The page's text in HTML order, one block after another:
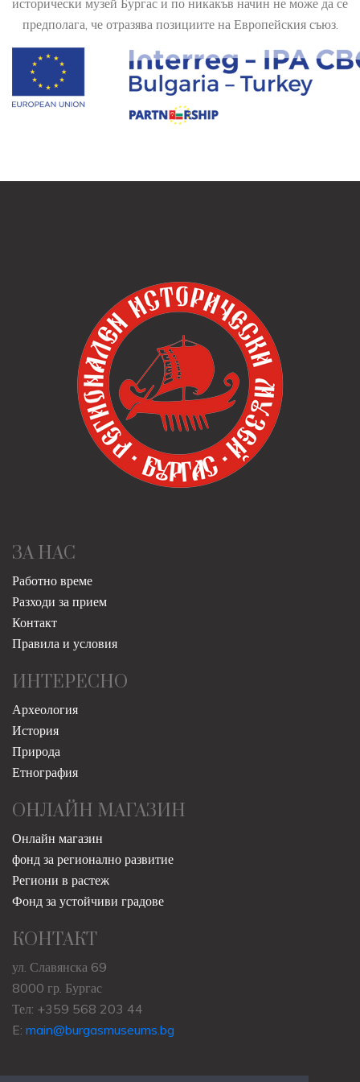
предполага, че отразява позициите на Европейския съюз.
ЗА НАС
Работно време
Разходи за прием
Контакт
Правила и условия
ИНТЕРЕСНО
Археология
История
Природа
Етнография
ОНЛАЙН МАГАЗИН
Онлайн магазин
фонд за регионално развитие
Региони в растеж
Фонд за устойчиви градове
КОНТАКТ
ул. Славянска 69
8000 гр. Бургас
Тел: +359 568 203 44
E: main@burgasmuseums.bg